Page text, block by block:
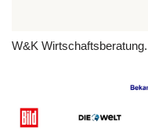
W&K Wirtschaftsberatung.